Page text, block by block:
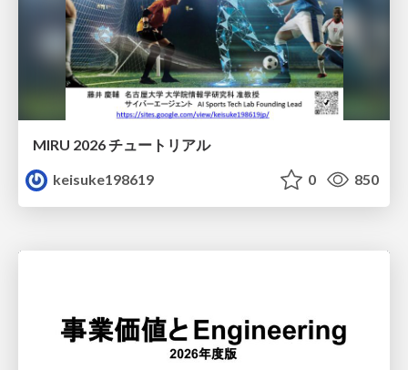
MIRU 2026 チュートリアル
keisuke198619
0 850